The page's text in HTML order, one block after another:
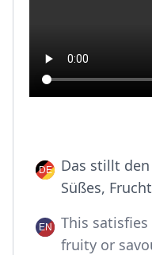
Das stillt
Süßes,
This
fruity or